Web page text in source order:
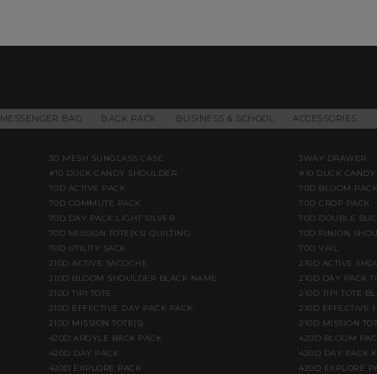
MESSENGER BAG BACK PACK BUSINESS & SCHOOL ACCESSORIES
3D MESH SUNGLASS CASE 3WAY DRAWER
#10 DUCK CANDY SHOULDER #10 DUCK CANDY
70D ACTIVE PACK 70D BLOOM PACK
70D COMMUTE PACK 70D CROP PACK
70D DAY PACK LIGHT SILVER 70D DOUBLE
70D MISSION TOTE(XS) QUILTING 70D PINION
70D UTILITY SACK 70D VAIL
210D ACTIVE SACOCHE 210D ACTIVE
210D BLOOM SHOULDER BLACK NAME 210D DAY PACK
210D TIPI TOTE 210D TIPI TOTE
210D EFFECTIVE DAY PACK PACK 210D EFFECTIVE
210D MISSION TOTE(S) 210D MISSION
420D ARGYLE BACK PACK 420D BLOOM
420D DAY PACK 420D DAY PACK
420D EXPLORE PACK 420D EXPLORE